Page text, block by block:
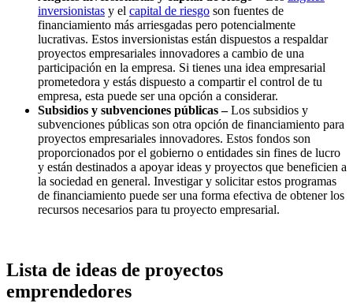
inversionistas y el capital de riesgo son fuentes de
financiamiento más arriesgadas pero potencialmente
lucrativas. Estos inversionistas están dispuestos a respaldar
proyectos empresariales innovadores a cambio de una
participación en la empresa. Si tienes una idea empresarial
prometedora y estás dispuesto a compartir el control de tu
empresa, esta puede ser una opción a considerar.
Subsidios y subvenciones públicas –Los subsidios y
subvenciones públicas son otra opción de financiamiento para
proyectos empresariales innovadores. Estos fondos son
proporcionados por el gobierno o entidades sin fines de lucro
y están destinados a apoyar ideas y proyectos que beneficien a
la sociedad en general. Investigar y solicitar estos programas
de financiamiento puede ser una forma efectiva de obtener los
recursos necesarios para tu proyecto empresarial.
Lista de ideas de proyectos
emprendedores